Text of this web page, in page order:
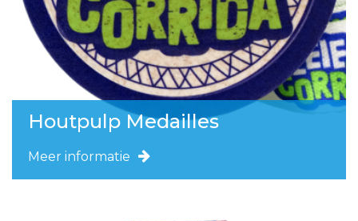
Houtpulp Medailles
Meer informatie